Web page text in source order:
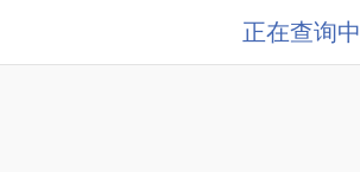
正在查询中